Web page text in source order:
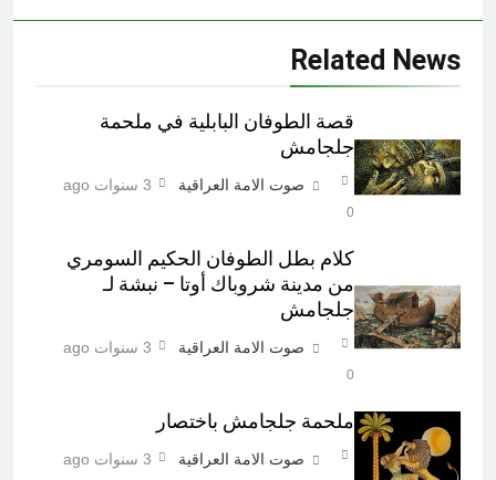
Related News
قصة الطوفان البابلية في ملحمة
جلجامش
صوت الامة العراقية 3 سنوات ago
0
كلام بطل الطوفان الحكيم السومري
من مدينة شروباك أوتا – نبشة لـ
جلجامش
صوت الامة العراقية 3 سنوات ago
0
ملحمة جلجامش باختصار
صوت الامة العراقية 3 سنوات ago